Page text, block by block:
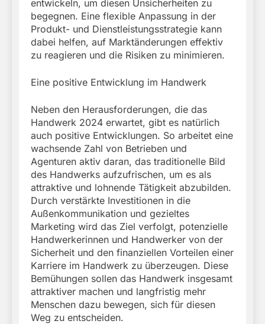
entwickeln, um diesen Unsicherheiten zu
begegnen. Eine flexible Anpassung in der
Produkt- und Dienstleistungsstrategie kann
dabei helfen, auf Marktänderungen effektiv
zu reagieren und die Risiken zu minimieren.
Eine positive Entwicklung im Handwerk
Neben den Herausforderungen, die das
Handwerk 2024 erwartet, gibt es natürlich
auch positive Entwicklungen. So arbeitet eine
wachsende Zahl von Betrieben und
Agenturen aktiv daran, das traditionelle Bild
des Handwerks aufzufrischen, um es als
attraktive und lohnende Tätigkeit abzubilden.
Durch verstärkte Investitionen in die
Außenkommunikation und gezieltes
Marketing wird das Ziel verfolgt, potenzielle
Handwerkerinnen und Handwerker von der
Sicherheit und den finanziellen Vorteilen einer
Karriere im Handwerk zu überzeugen. Diese
Bemühungen sollen das Handwerk insgesamt
attraktiver machen und langfristig mehr
Menschen dazu bewegen, sich für diesen
Weg zu entscheiden.